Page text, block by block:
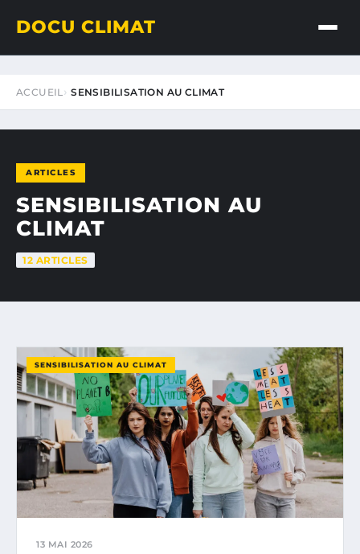
DOCU CLIMAT
ACCUEIL SENSIBILISATION AU CLIMAT
ARTICLES
SENSIBILISATION AU
CLIMAT
12 ARTICLES
SENSIBILISATION AU CLIMAT
13 MAI 2026